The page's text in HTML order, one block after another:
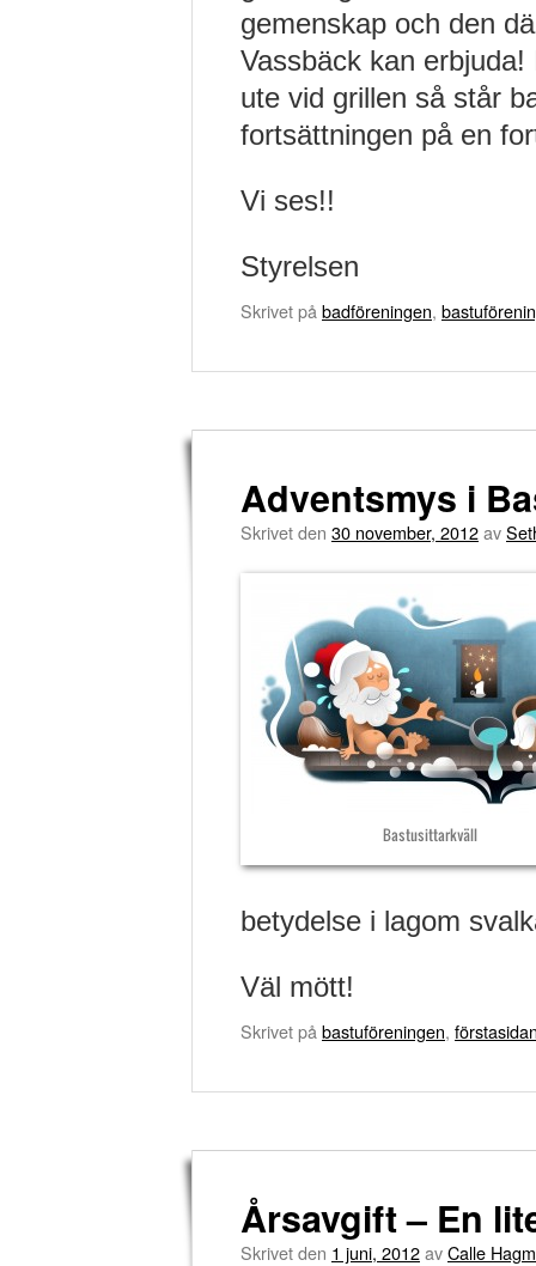
gemenskap och den
Vassbäck kan
ute vid grillen så står
fortsättningen på en
Vi ses!!
Styrelsen
Skrivet på badföreningen,
Adventsmys i
Skrivet den 30 november, 2012av
Bastusittarkväll
betydelse i lagom
Väl mött!
Skrivet på bastuföreningen,
Årsavgift – En
Skrivet den 1 juni, 2012avCalle